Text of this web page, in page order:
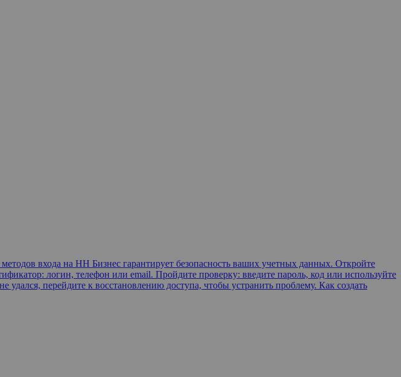
входа на HH Бизнес гарантирует безопасность ваших учетных данных. Откройте
логин, телефон или email. Пройдите проверку: введите пароль, код или используйте
перейдите к восстановлению доступа, чтобы устранить проблему. Как создать